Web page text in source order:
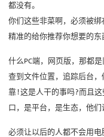
都没有。
你们这些非菜啊，必须被
精准的给你推荐你想要的东
什么PC端，网页版，那都
查到文件位置，追踪后台
靠!这是人干的事吗?而且
口，是平台，是生态，他们
必须让以后的人都不会用